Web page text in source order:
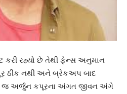
રહ્યો છે તેથી ફેન્સ અનુમાન
ઠીક નથી અને બ્રેકઅપ બાદ
જ અર્જુન કપૂરના અંગત જીવન અંગે